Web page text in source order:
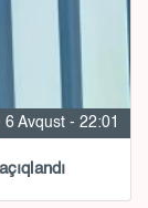
6 Avqust - 22:01